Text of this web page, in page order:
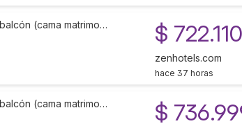
(cama matrimo… $ 722.110
zenhotels.com
hace 37 horas
(cama matrimo…
$